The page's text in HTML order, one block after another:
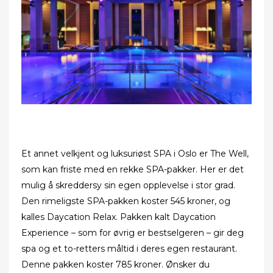
Et annet velkjent og luksuriøst SPA i Oslo er The Well,
som kan friste med en rekke SPA-pakker. Her er det
mulig å skreddersy sin egen opplevelse i stor grad.
Den rimeligste SPA-pakken koster 545 kroner, og
kalles Daycation Relax. Pakken kalt Daycation
Experience – som for øvrig er bestselgeren – gir deg
spa og et to-retters måltid i deres egen restaurant.
Denne pakken koster 785 kroner. Ønsker du